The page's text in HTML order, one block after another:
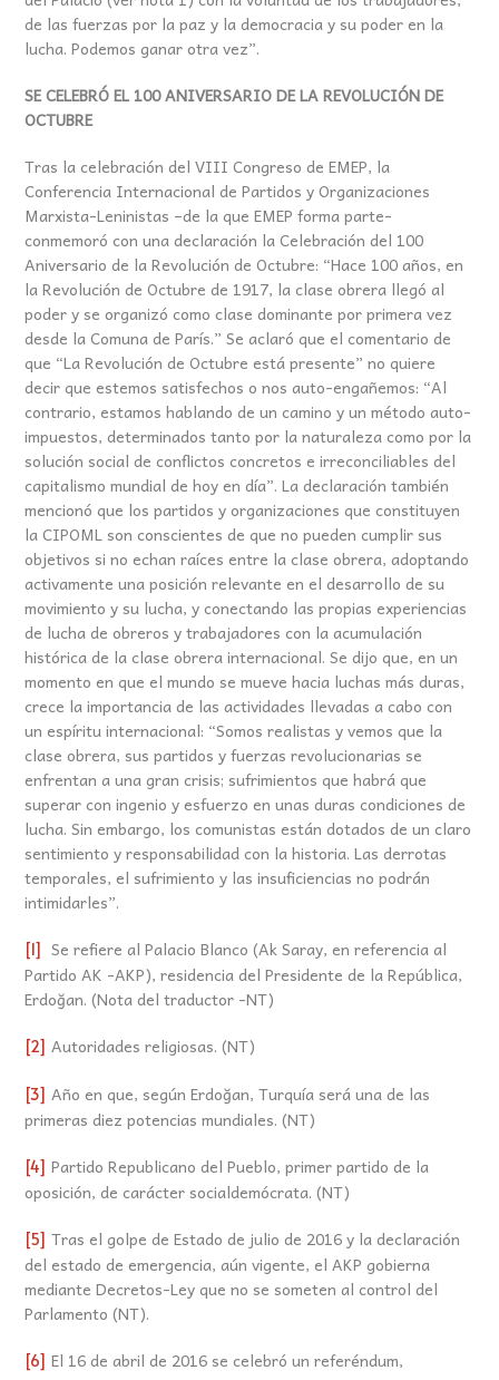
de las fuerzas por la paz y la democracia y su poder en la
lucha. Podemos ganar otra vez”.
SE CELEBRÓ EL 100 ANIVERSARIO DE LA REVOLUCIÓN DE
OCTUBRE
Tras la celebración del VIII Congreso de EMEP, la
Conferencia Internacional de Partidos y Organizaciones
Marxista-Leninistas –de la que EMEP forma parte-
conmemoró con una declaración la Celebración del 100
Aniversario de la Revolución de Octubre: “Hace 100 años, en
la Revolución de Octubre de 1917, la clase obrera llegó al
poder y se organizó como clase dominante por primera vez
desde la Comuna de París.” Se aclaró que el comentario de
que “La Revolución de Octubre está presente” no quiere
decir que estemos satisfechos o nos auto-engañemos: “Al
contrario, estamos hablando de un camino y un método auto-
impuestos, determinados tanto por la naturaleza como por la
solución social de conflictos concretos e irreconciliables del
capitalismo mundial de hoy en día”. La declaración también
mencionó que los partidos y organizaciones que constituyen
la CIPOML son conscientes de que no pueden cumplir sus
objetivos si no echan raíces entre la clase obrera, adoptando
activamente una posición relevante en el desarrollo de su
movimiento y su lucha, y conectando las propias experiencias
de lucha de obreros y trabajadores con la acumulación
histórica de la clase obrera internacional. Se dijo que, en un
momento en que el mundo se mueve hacia luchas más duras,
crece la importancia de las actividades llevadas a cabo con
un espíritu internacional: “Somos realistas y vemos que la
clase obrera, sus partidos y fuerzas revolucionarias se
enfrentan a una gran crisis; sufrimientos que habrá que
superar con ingenio y esfuerzo en unas duras condiciones de
lucha. Sin embargo, los comunistas están dotados de un claro
sentimiento y responsabilidad con la historia. Las derrotas
temporales, el sufrimiento y las insuficiencias no podrán
intimidarles”.
[1] Se refiere al Palacio Blanco (Ak Saray, en referencia al
Partido AK -AKP), residencia del Presidente de la República,
Erdoğan. (Nota del traductor -NT)
[2] Autoridades religiosas. (NT)
[3] Año en que, según Erdoğan, Turquía será una de las
primeras diez potencias mundiales. (NT)
[4] Partido Republicano del Pueblo, primer partido de la
oposición, de carácter socialdemócrata. (NT)
[5] Tras el golpe de Estado de julio de 2016 y la declaración
del estado de emergencia, aún vigente, el AKP gobierna
mediante Decretos-Ley que no se someten al control del
Parlamento (NT).
[6] El 16 de abril de 2016 se celebró un referéndum,